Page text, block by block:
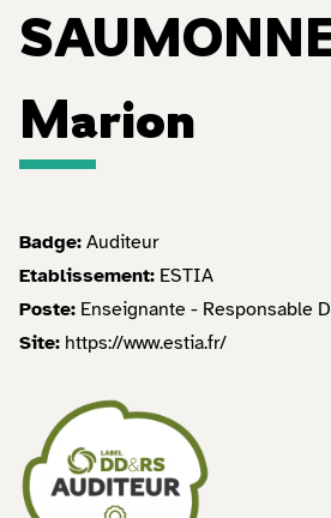
Marion
Badge: Auditeur
Etablissement: ESTIA
Poste: Enseignante - Responsable
Site: https://www.estia.fr/